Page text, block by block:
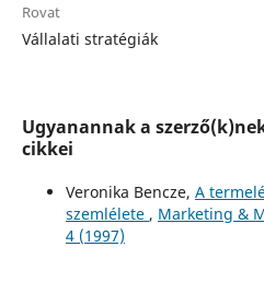
Rovat
Vállalati stratégiák
Ugyanannak a
cikkei
Veronika Bencze, A
szemlélete , Marketing &
4 (1997)